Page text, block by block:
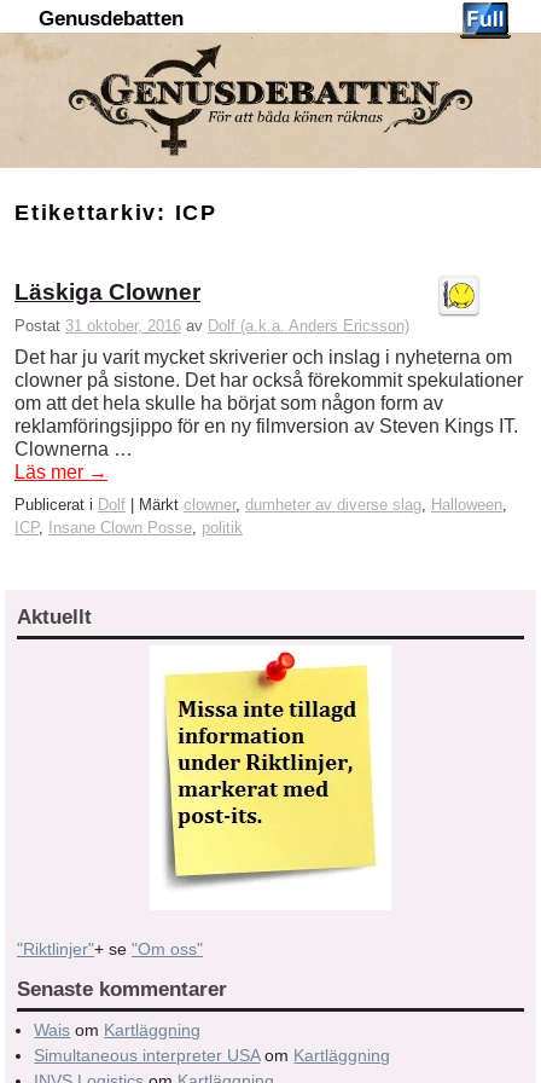
Genusdebatten
Etikettarkiv: ICP
Läskiga Clowner
Postat 31 oktober, 2016 av Dolf (a.k.a. Anders Ericsson)
Det har ju varit mycket skriverier och inslag i nyheterna om
clowner på sistone. Det har också förekommit spekulationer
om att det hela skulle ha börjat som någon form av
reklamföringsjippo för en ny filmversion av Steven Kings IT.
Clownerna …
Läs mer →
Publicerat i Dolf Märkt clowner, dumheter av diverse slag, Halloween,
ICP, Insane Clown Posse, politik
Aktuellt
"Riktlinjer"+ se "Om oss"
Senaste kommentarer
Wais om Kartläggning
Simultaneous interpreter USAom Kartläggning